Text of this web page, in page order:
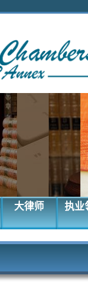
大律师 执业